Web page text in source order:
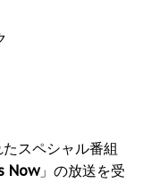
スペシャル番組
Now」の放送を受